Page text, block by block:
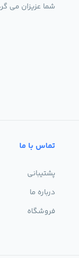
شما عزیزان می
تماس با ما
پشتیبانی
درباره ما
فروشگاه